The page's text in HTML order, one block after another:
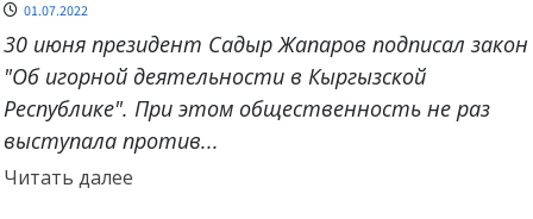
01.07.2022
30 июня президент Садыр Жапаров подписал закон
"Об игорной деятельности в Кыргызской
Республике". При этом общественность не раз
выступала против...
Читать далееПрочитать